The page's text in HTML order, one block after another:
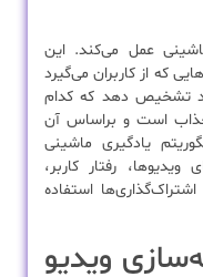
عمل می‌کند. این
که از کاربران می‌گیرد
تشخیص دهد که کدام
جذاب است و براساس آن
یادگیری ماشینی
رفتار کاربر،
استفاده
ویدیو